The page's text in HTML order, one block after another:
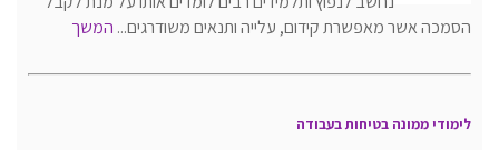
הסמכה אשר מאפשרת קידום, עלייה ותנאים משודרגים... המשך
לימודי ממונה בטיחות בעבודה